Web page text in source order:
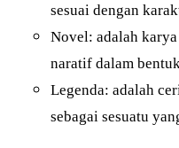
sesuai dengan
Novel: adalah
naratif dalam
Legenda: adalah
sebagai sesuatu